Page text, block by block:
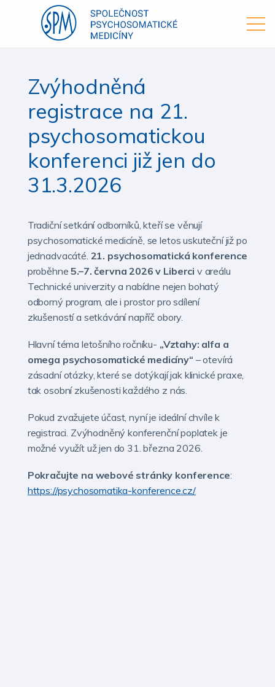
Zvýhodněná
registrace na 21.
psychosomatickou
konferenci již jen do
31.3.2026
Tradiční setkání odborníků, kteří se věnují
psychosomatické medicíně, se letos uskuteční již po
jednadvacáté. 21. psychosomatická konference
proběhne5.–7. června 2026 v Liberci v areálu
Technické univerzity a nabídne nejen bohatý
odborný program, ale i prostor pro sdílení
zkušeností a setkávání napříč obory.
Hlavní téma letošního ročníku- „Vztahy: alfa a
omega psychosomatické medicíny“ – otevírá
zásadní otázky, které se dotýkají jak klinické praxe,
tak osobní zkušenosti každého z nás.
Pokud zvažujete účast, nyní je ideální chvíle k
registraci. Zvýhodněný konferenční poplatek je
možné využít už jen do 31. března 2026.
Pokračujte na webové stránky konference:
https://psychosomatika-konference.cz/